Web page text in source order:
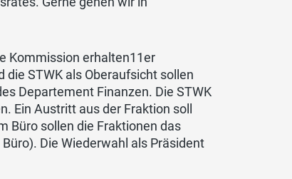
Kommission erhalten11er
STWK als Oberaufsicht sollen
Departement Finanzen. Die STWK
Ein Austritt aus der Fraktion soll
Büro sollen die Fraktionen das
Die Wiederwahl als Präsident